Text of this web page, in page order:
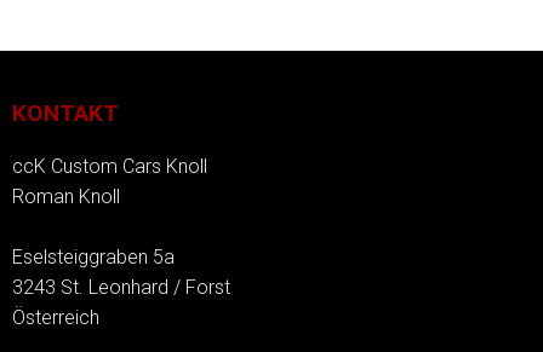
KONTAKT
ccK Custom Cars Knoll
Roman Knoll
Eselsteiggraben 5a
3243 St. Leonhard / Forst
Österreich